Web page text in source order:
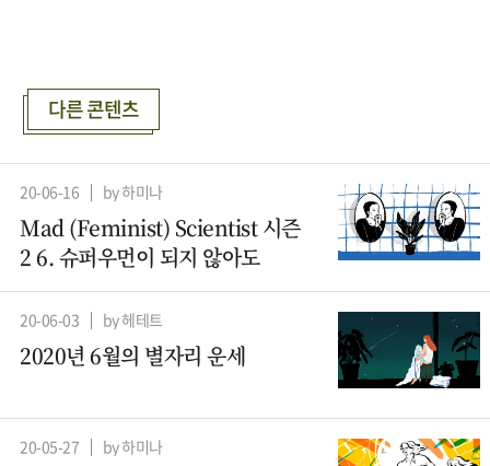
다른 콘텐츠
20-06-16 by 하미나
Mad (Feminist) Scientist 시즌
2 6. 슈퍼우먼이 되지 않아도
20-06-03 by 헤테트
2020년 6월의 별자리 운세
20-05-27 by 하미나